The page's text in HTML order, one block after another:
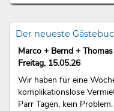
Der neueste
Marco + Bernd + Thomas
Freitag, 15.05.26
Wir haben für eine
komplikationslose
Parr Tagen, kein